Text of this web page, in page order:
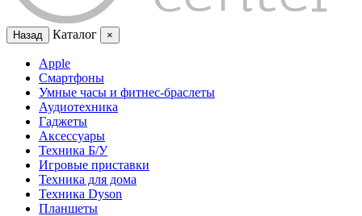
Назад Каталог ×
Apple
Смартфоны
Умные часы и фитнес-браслеты
Аудиотехника
Гаджеты
Аксессуары
Техника Б/У
Игровые приставки
Техника для дома
Техника Dyson
Планшеты